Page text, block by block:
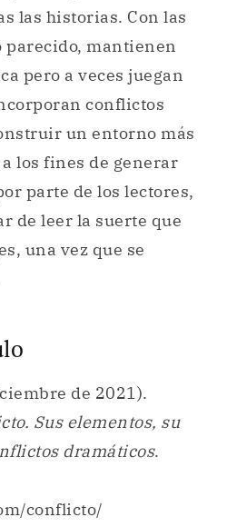
las historias. Con las
parecido, mantienen
pero a veces juegan
conflictos
un entorno más
los fines de generar
parte de los lectores,
de leer la suerte que
una vez que se
de 2021).
Sus elementos, su
dramáticos.
conflicto/